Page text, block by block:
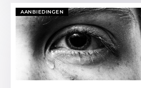
AANBIEDINGEN